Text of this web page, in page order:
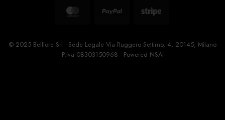
MasterCardPayPal Stripe
© 2025 Belfiore Srl - Sede Legale Via Ruggero Settimo, 4, 20145, Milano
P.Iva 08303150968 - Powered NSAi